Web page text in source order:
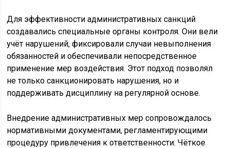
Для эффективности административных санкций
создавались специальные органы контроля. Они вели
учёт нарушений, фиксировали случаи невыполнения
обязанностей и обеспечивали непосредственное
применение мер воздействия. Этот подход позволял
не только санкционировать нарушения, но и
поддерживать дисциплину на регулярной основе.
Внедрение административных мер сопровождалось
нормативными документами, регламентирующими
процедуру привлечения к ответственности. Чёткое